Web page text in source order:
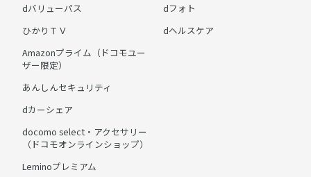
dバリューパス
ひかりＴＶ
Amazonプライム（ドコモユー
ザー限定）
あんしんセキュリティ
dカーシェア
docomo select・アクセサリー
（ドコモオンラインショップ）
Leminoプレミアム
dフォト
dヘルスケア